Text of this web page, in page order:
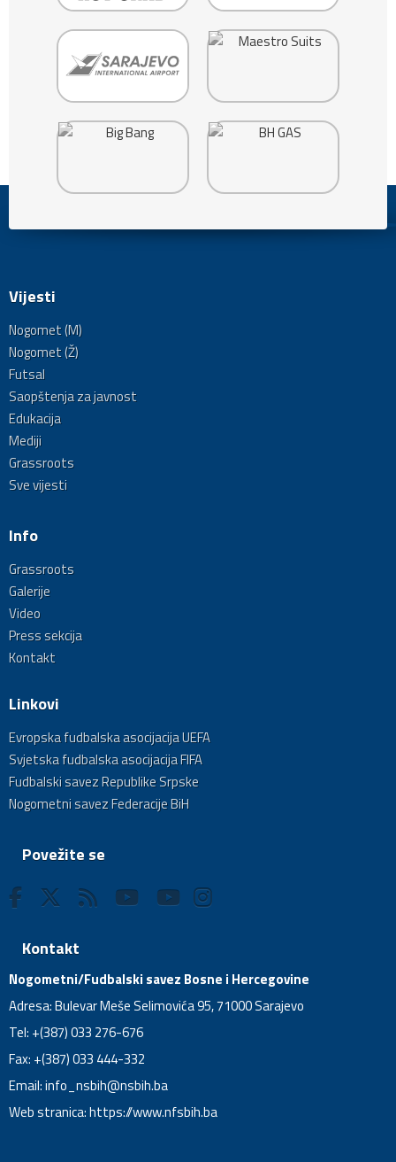
Vijesti
Nogomet (M)
Nogomet (Ž)
Futsal
Saopštenja za javnost
Edukacija
Mediji
Grassroots
Sve vijesti
Info
Grassroots
Galerije
Video
Press sekcija
Kontakt
Linkovi
Evropska fudbalska asocijacija UEFA
Svjetska fudbalska asocijacija FIFA
Fudbalski savez Republike Srpske
Nogometni savez Federacije BiH
Povežite se
Kontakt
Nogometni/Fudbalski savez Bosne i Hercegovine
Adresa: Bulevar Meše Selimovića 95, 71000 Sarajevo
Tel: +(387) 033 276-676
Fax: +(387) 033 444-332
Email:info_nsbih@nsbih.ba
Web stranica: https://www.nfsbih.ba